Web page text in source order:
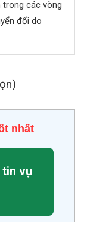
trong các vòng
đổi do
nhất
tin vụ